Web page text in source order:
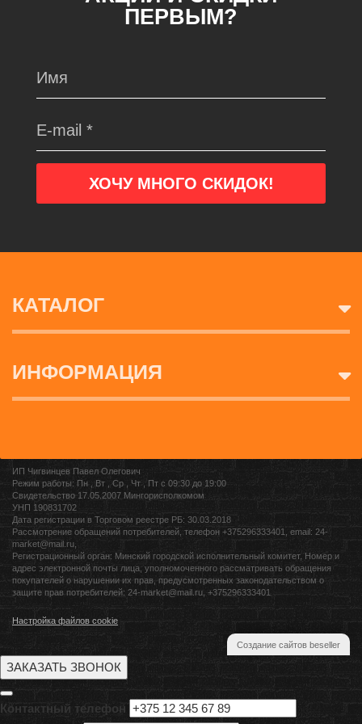
ПЕРВЫМ?
КАТАЛОГ
ИНФОРМАЦИЯ
ИП Чигвинцев Павел Олегович
Режим работы: Пн , Вт , Ср , Чт , Пт c 09:30 до 19:00
Свидетельство 17.05.2007 Мингорисполкомом
УНП 190831702
Дата регистрации в Торговом реестре РБ: 30.03.2018
Рассмотрение обращений потребителей, телефон +375296333401, email: 24-
market@mail.ru,
Регистрационный орган: Минский городской исполнительный комитет, Номер и
адрес электронной почты лица, уполномоченного рассматривать обращения
покупателей о нарушении их прав, предусмотренных законодательством о
защите прав потребителей: 24-market@mail.ru, +375296333401
Настройка файлов cookie
Создание сайтов beseller
ЗАКАЗАТЬ ЗВОНОК
Контактный телефон